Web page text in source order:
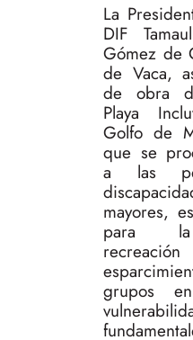
La
DIF
Gómez de
de Vaca,
de obra
Playa
Golfo de
que se
a las
mayores,
para la
grupos